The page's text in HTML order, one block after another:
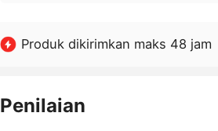
Produk dikirimkan maks 48 jam
Penilaian